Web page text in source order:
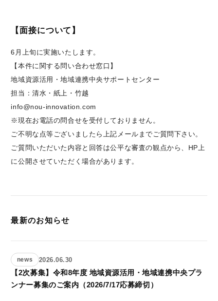
【面接について】
6月上旬に実施いたします。
【本件に関する問い合わせ窓口】
地域資源活用・地域連携中央サポートセンター
担当：清水・紙上・竹越
info@nou-innovation.com
※現在お電話の問合せを受付しておりません。
ご不明な点等ございましたら上記メールまでご質問下さい。
ご質問いただいた内容と回答は公平な審査の観点から、HP上
に公開させていただく場合があります。
最新のお知らせ
news 2026.06.30
【2次募集】令和8年度 地域資源活用・地域連携中央プラ
ンナー募集のご案内（2026/7/17応募締切）